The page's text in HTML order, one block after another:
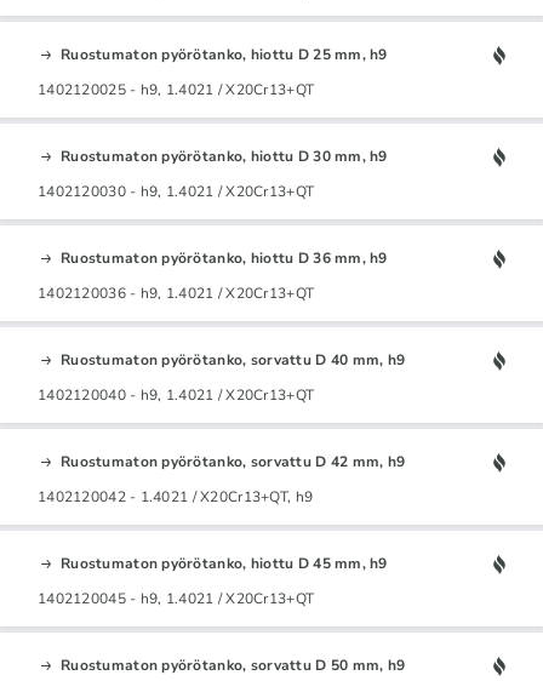
Ruostumaton pyörötanko, hiottu D 25 mm, h9
1402120025 - h9, 1.4021 / X20Cr13+QT
Ruostumaton pyörötanko, hiottu D 30 mm, h9
1402120030 - h9, 1.4021 / X20Cr13+QT
Ruostumaton pyörötanko, hiottu D 36 mm, h9
1402120036 - h9, 1.4021 / X20Cr13+QT
Ruostumaton pyörötanko, sorvattu D 40 mm, h9
1402120040 - h9, 1.4021 / X20Cr13+QT
Ruostumaton pyörötanko, sorvattu D 42 mm, h9
1402120042 - 1.4021 / X20Cr13+QT, h9
Ruostumaton pyörötanko, hiottu D 45 mm, h9
1402120045 - h9, 1.4021 / X20Cr13+QT
Ruostumaton pyörötanko, sorvattu D 50 mm, h9